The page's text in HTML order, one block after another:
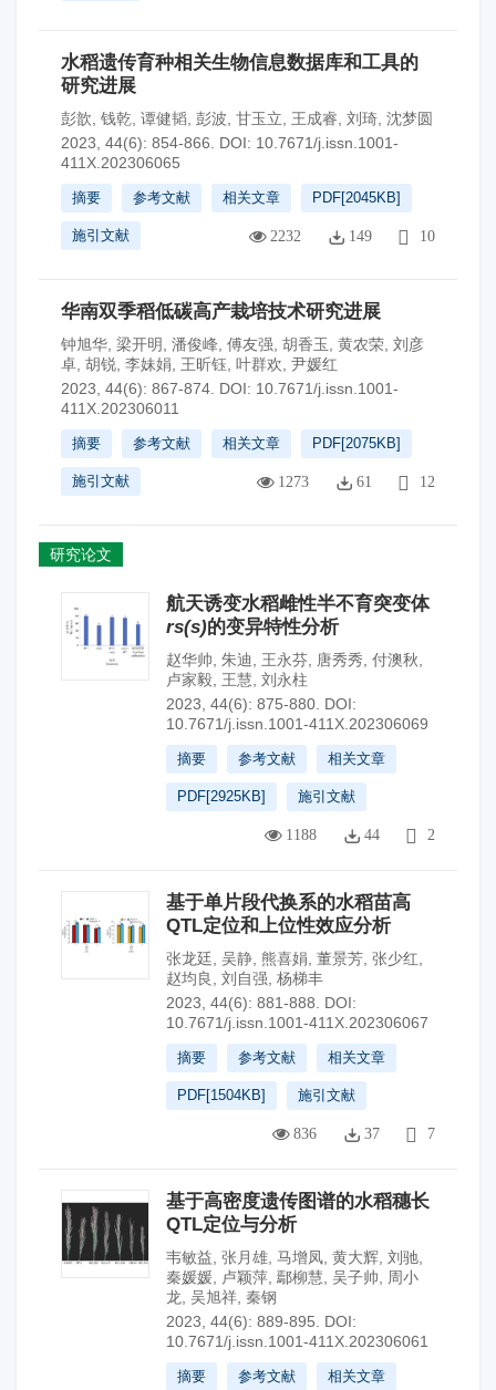
水稻遗传育种相关生物信息数据库和工具的
研究进展
彭歆 钱乾 谭健韬 彭波 甘玉立 王成睿 刘琦 沈梦圆
2023, 44(6): 854-866.
DOI: 10.7671/j.issn.1001-
411X.202306065
摘要 参考文献 相关文章 PDF[2045KB]
施引文献 2232 149 10
华南双季稻低碳高产栽培技术研究进展
钟旭华 梁开明 潘俊峰 傅友强 胡香玉 黄农荣 刘彦
卓 胡锐 李妹娟 王昕钰 叶群欢 尹媛红
2023, 44(6): 867-874. DOI: 10.7671/j.issn.1001-
411X.202306011
摘要 参考文献 相关文章 PDF[2075KB]
施引文献 1273 61 12
研究论文
航天诱变水稻雌性半不育突变体
rs(s)的变异特性分析
赵华帅 朱迪 王永芬 唐秀秀 付澳秋
卢家毅 王慧 刘永柱
2023, 44(6): 875-880. DOI:
10.7671/j.issn.1001-411X.202306069
摘要 参考文献 相关文章
PDF[2925KB] 施引文献
1188 44 2
基于单片段代换系的水稻苗高
QTL定位和上位性效应分析
张龙廷 吴静 熊喜娟 董景芳 张少红
赵均良
刘自强 杨梯丰
2023, 44(6): 881-888.
DOI:
10.7671/j.issn.1001-411X.202306067
摘要 参考文献 相关文章
PDF[1504KB] 施引文献
836 37 7
基于高密度遗传图谱的水稻穗长
QTL定位与分析
韦敏益 张月雄 马增凤 黄大辉 刘驰
秦媛媛
卢颖萍 鄢柳慧 吴子帅
周小
龙
吴旭祥 秦钢
2023, 44(6): 889-895.
DOI:
10.7671/j.issn.1001-411X.202306061
摘要 参考文献 相关文章